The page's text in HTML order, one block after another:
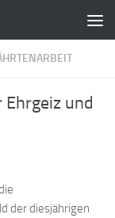
und
der diesjährigen